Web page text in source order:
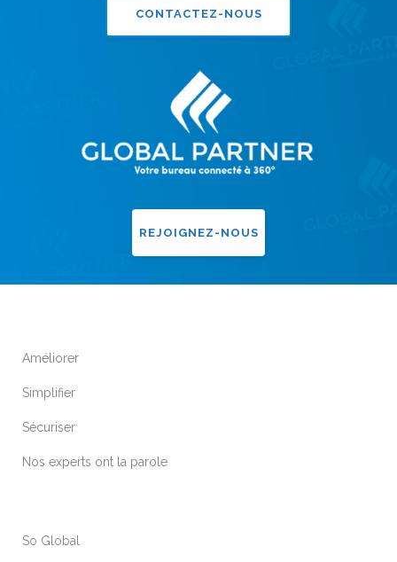
CONTACTEZ-NOUS
REJOIGNEZ-NOUS
Améliorer
Simplifier
Sécuriser
Nos experts ont la parole
So Global